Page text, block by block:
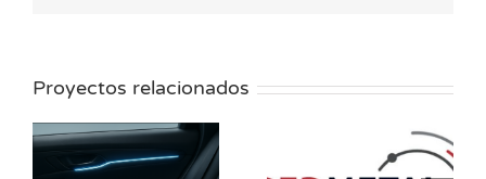
Proyectos relacionados